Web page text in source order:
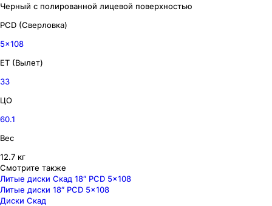
Черный с полированной лицевой поверхностью
PCD (Сверловка)
5x108
ET (Вылет)
33
ЦО
60.1
Вес
12.7 кг
Смотрите также
Литые диски Скад 18″ PCD 5x108
Литые диски 18″ PCD 5x108
Диски Скад